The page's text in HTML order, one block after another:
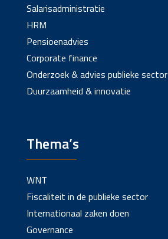
Salarisadministratie
HRM
Pensioenadvies
Corporate finance
Onderzoek & advies publieke sector
Duurzaamheid & innovatie
Thema’s
WNT
Fiscaliteit in de publieke sector
Internationaal zaken doen
Governance